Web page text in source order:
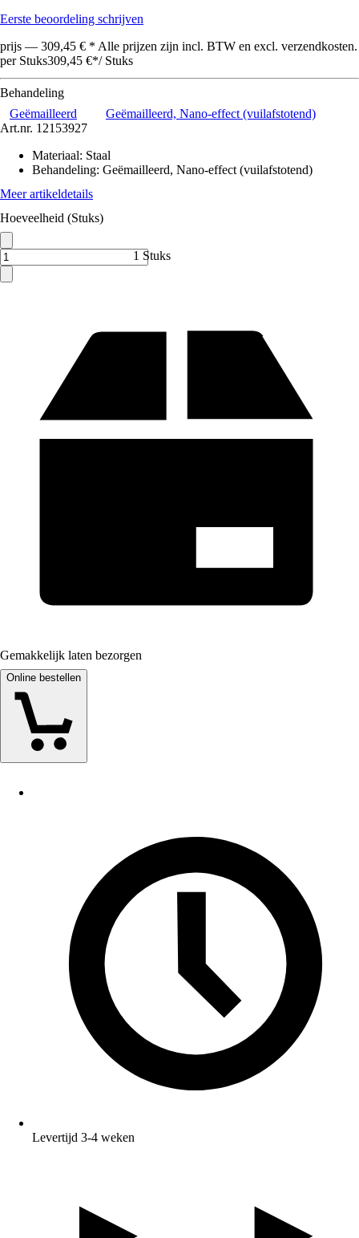
Eerste beoordeling schrijven
prijs — 309,45 € * Alle prijzen zijn incl. BTW en excl. verzendkosten.
per Stuks309,45 €*/ Stuks
Behandeling
Geëmailleerd
Geëmailleerd, Nano-effect (vuilafstotend)
Art.nr. 12153927
Materiaal: Staal
Behandeling: Geëmailleerd, Nano-effect (vuilafstotend)
Meer artikeldetails
Hoeveelheid (Stuks)
1 Stuks
Gemakkelijk laten bezorgen
Online bestellen
Levertijd 3-4 weken